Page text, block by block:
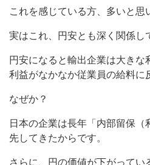
これを感じている方、多いと思
実はこれ、円安とも深く関係し
円安になると輸出企業は大き
利益がなかなか従業員の給料に
なぜか？
日本の企業は長年「内部留保
先してきたからです。
さらに、円の価値が下がってい